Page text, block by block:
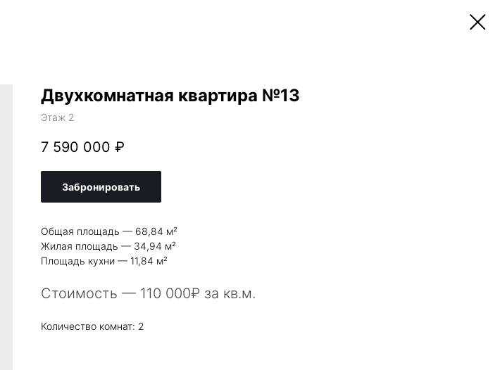
Двухкомнатная квартира №13
Этаж 2
7 590 000 ₽
Забронировать
Общая площадь — 68,84 м²
Жилая площадь — 34,94 м²
Площадь кухни — 11,84 м²
Стоимость — 110 000₽ за кв.м.
Количество комнат: 2